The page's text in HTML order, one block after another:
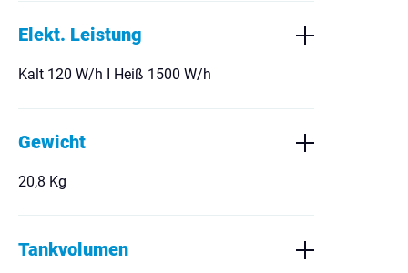
Elekt. Leistung
Kalt 120 W/h I Heiß 1500 W/h
Gewicht
20,8 Kg
Tankvolumen